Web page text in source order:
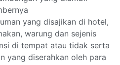
yang disajikan di hotel,
warung dan sejenis
di tempat atau tidak serta
yang diserahkan oleh para